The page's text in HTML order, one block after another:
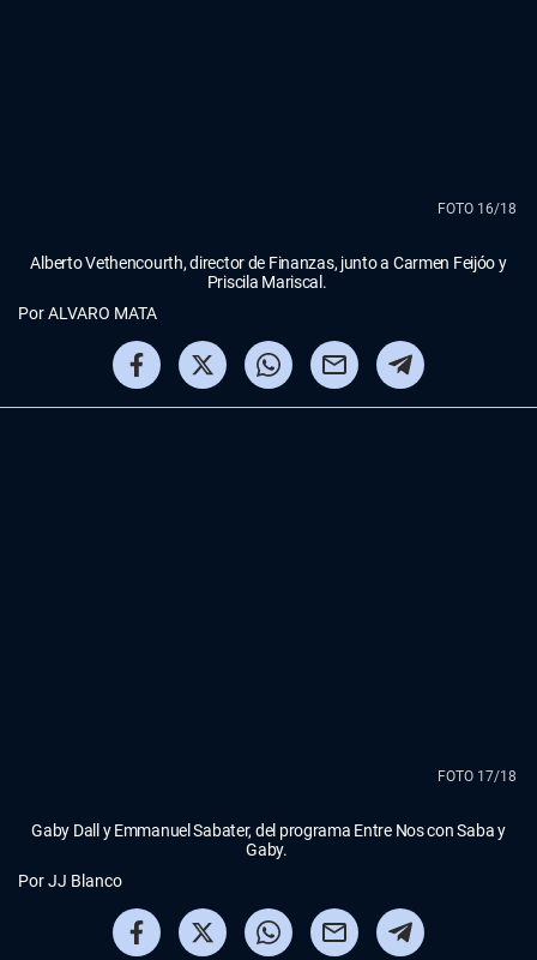
FOTO 16/18
PorALVARO MATA
Alberto Vethencourth, director de Finanzas, junto a Carmen Feijóo y
Priscila Mariscal.
FOTO 17/18
PorJJ Blanco
Gaby Dall y Emmanuel Sabater, del programa Entre Nos con Saba y
Gaby.